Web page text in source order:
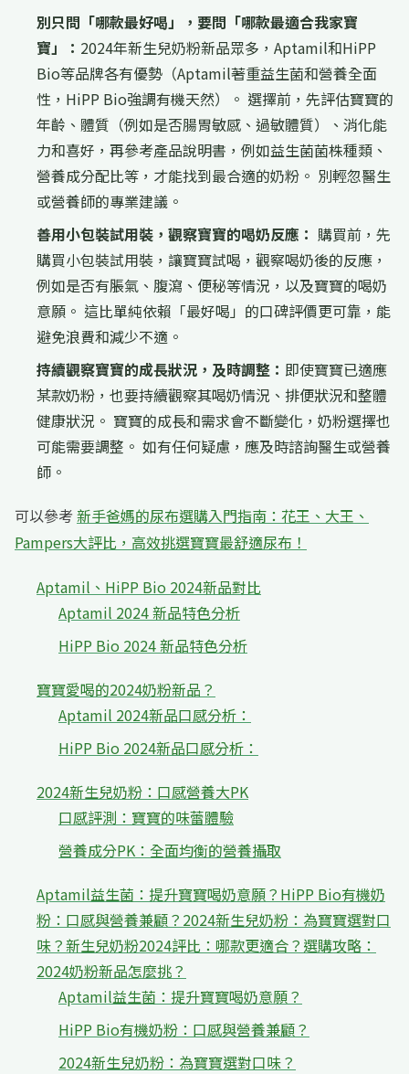
別只問「哪款最好喝」，要問「哪款最適合我家寶
寶」： 2024年新生兒奶粉新品眾多，Aptamil和HiPP
Bio等品牌各有優勢（Aptamil著重益生菌和營養全面
性，HiPP Bio強調有機天然）。 選擇前，先評估寶寶的
年齡、體質（例如是否腸胃敏感、過敏體質）、消化能
力和喜好，再參考產品說明書，例如益生菌菌株種類、
營養成分配比等，才能找到最合適的奶粉。 別輕忽醫生
或營養師的專業建議。
善用小包裝試用裝，觀察寶寶的喝奶反應： 購買前，先
購買小包裝試用裝，讓寶寶試喝，觀察喝奶後的反應，
例如是否有脹氣、腹瀉、便秘等情況，以及寶寶的喝奶
意願。 這比單純依賴「最好喝」的口碑評價更可靠，能
避免浪費和減少不適。
持續觀察寶寶的成長狀況，及時調整： 即使寶寶已適應
某款奶粉，也要持續觀察其喝奶情況、排便狀況和整體
健康狀況。 寶寶的成長和需求會不斷變化，奶粉選擇也
可能需要調整。 如有任何疑慮，應及時諮詢醫生或營養
師。
可以參考新手爸媽的尿布選購入門指南：花王、大王、
Pampers大評比，高效挑選寶寶最舒適尿布！
Aptamil、HiPP Bio 2024新品對比
Aptamil 2024 新品特色分析
HiPP Bio 2024 新品特色分析
寶寶愛喝的2024奶粉新品？
Aptamil 2024新品口感分析：
HiPP Bio 2024新品口感分析：
2024新生兒奶粉：口感營養大PK
口感評測：寶寶的味蕾體驗
營養成分PK：全面均衡的營養攝取
Aptamil益生菌：提升寶寶喝奶意願？HiPP Bio有機奶
粉：口感與營養兼顧？2024新生兒奶粉：為寶寶選對口
味？新生兒奶粉2024評比：哪款更適合？選購攻略：
2024奶粉新品怎麼挑？
Aptamil益生菌：提升寶寶喝奶意願？
HiPP Bio有機奶粉：口感與營養兼顧？
2024新生兒奶粉：為寶寶選對口味？